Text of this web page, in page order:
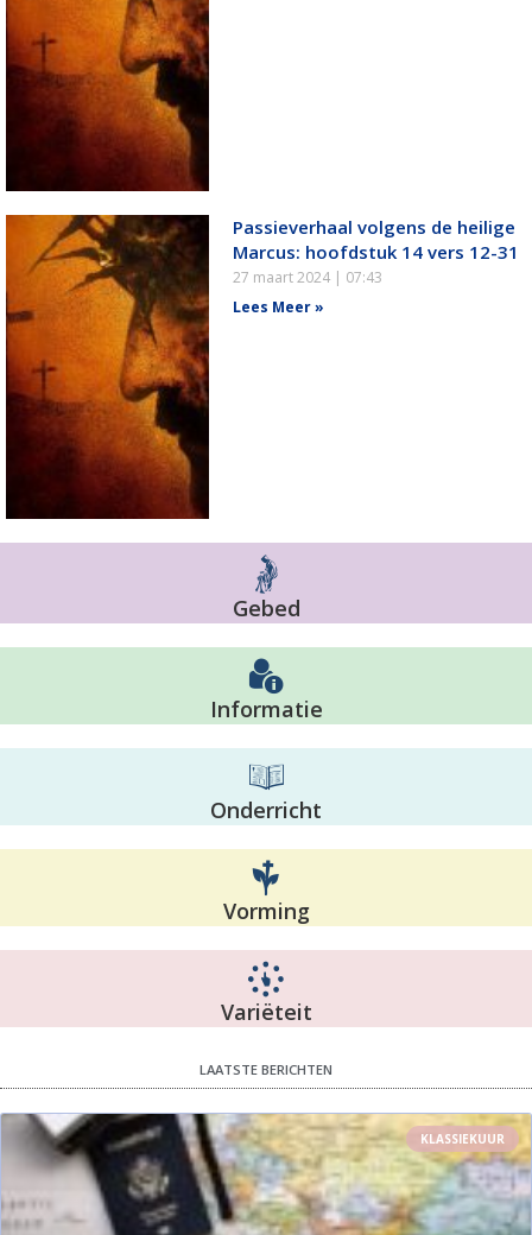
Passieverhaal volgens de heilige
Marcus: hoofdstuk 14 vers 12-31
27 maart 2024
07:43
Lees Meer »
Gebed
Informatie
Onderricht
Vorming
Variëteit
LAATSTE BERICHTEN
KLASSIEKUUR